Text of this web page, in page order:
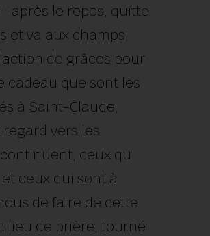
après le repos, quitte
et va aux champs,
de grâces pour
cadeau que sont les
à Saint-Claude,
vers les
ceux qui
ceux qui sont à
de faire de cette
lieu de prière, tourné